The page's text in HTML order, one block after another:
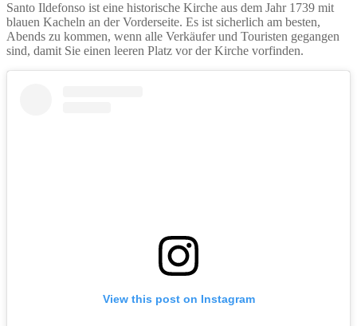
Santo Ildefonso ist eine historische Kirche aus dem Jahr 1739 mit
blauen Kacheln an der Vorderseite. Es ist sicherlich am besten,
Abends zu kommen, wenn alle Verkäufer und Touristen gegangen
sind, damit Sie einen leeren Platz vor der Kirche vorfinden.
View this post on Instagram